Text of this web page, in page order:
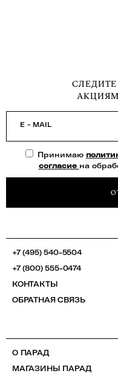
E - MAIL
Принимаю
согласие на
+7 (495) 540-5504
+7 (800) 555-0474
КОНТАКТЫ
ОБРАТНАЯ СВЯЗЬ
О ПАРАД
МАГАЗИНЫ ПАРАД